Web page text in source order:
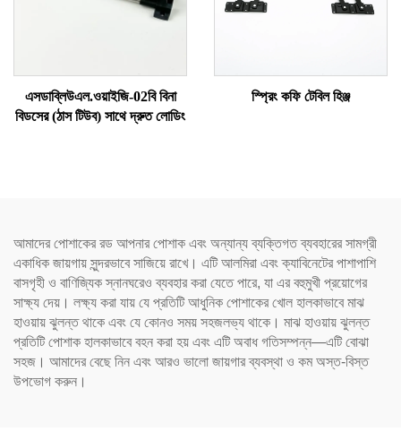
এসডাব্লিউএল.ওয়াইজি-02বি বিনা
বিডসের (ঠাস টিউব) সাথে দ্রুত লোডিং
স্প্রিং কফি টেবিল হিঞ্জ
আমাদের পোশাকের রড আপনার পোশাক এবং অন্যান্য ব্যক্তিগত ব্যবহারের সামগ্রী
একাধিক জায়গায় সুন্দরভাবে সাজিয়ে রাখে। এটি আলমিরা এবং ক্যাবিনেটের পাশাপাশি
বাসগৃহী ও বাণিজ্যিক স্নানঘরেও ব্যবহার করা যেতে পারে, যা এর বহুমুখী প্রয়োগের
সাক্ষ্য দেয়। লক্ষ্য করা যায় যে প্রতিটি আধুনিক পোশাকের খোল হালকাভাবে মাঝ
হাওয়ায় ঝুলন্ত থাকে এবং যে কোনও সময় সহজলভ্য থাকে। মাঝ হাওয়ায় ঝুলন্ত
প্রতিটি পোশাক হালকাভাবে বহন করা হয় এবং এটি অবাধ গতিসম্পন্ন—এটি বোঝা
সহজ। আমাদের বেছে নিন এবং আরও ভালো জায়গার ব্যবস্থা ও কম অস্ত-বিস্ত
উপভোগ করুন।